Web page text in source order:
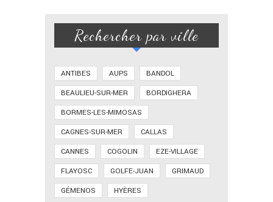
Rechercher par ville
ANTIBES AUPS
BANDOL
BEAULIEU-SUR-MER
BORDIGHERA
BORMES-LES-MIMOSAS
CAGNES-SUR-MER
CALLAS
CANNES
COGOLIN
EZE-VILLAGE
FLAYOSC
GOLFE-JUAN
GRIMAUD
GÉMENOS
HYÈRES